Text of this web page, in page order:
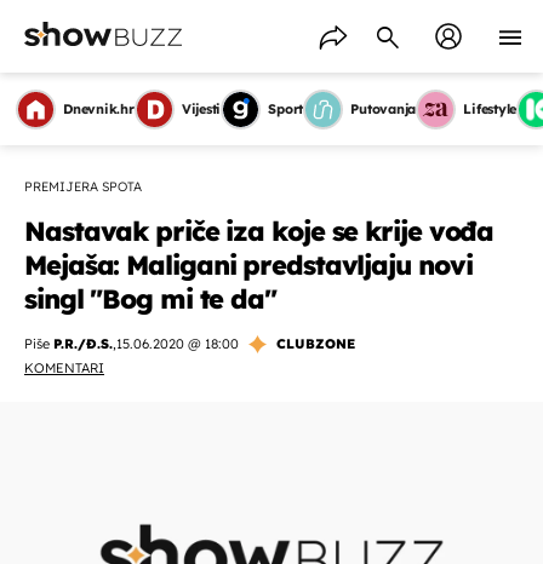
Dnevnik.hr Vijesti Sport Putovanja Lifestyle
PREMIJERA SPOTA
Nastavak priče iza koje se krije vođa
Mejaša: Maligani predstavljaju novi
singl "Bog mi te da"
Piše P.R./Đ.S.,15.06.2020 @ 18:00
CLUBZONE
KOMENTARI